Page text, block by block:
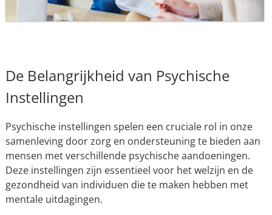
De Belangrijkheid van Psychische
Instellingen
Psychische instellingen spelen een cruciale rol in onze
samenleving door zorg en ondersteuning te bieden aan
mensen met verschillende psychische aandoeningen.
Deze instellingen zijn essentieel voor het welzijn en de
gezondheid van individuen die te maken hebben met
mentale uitdagingen.